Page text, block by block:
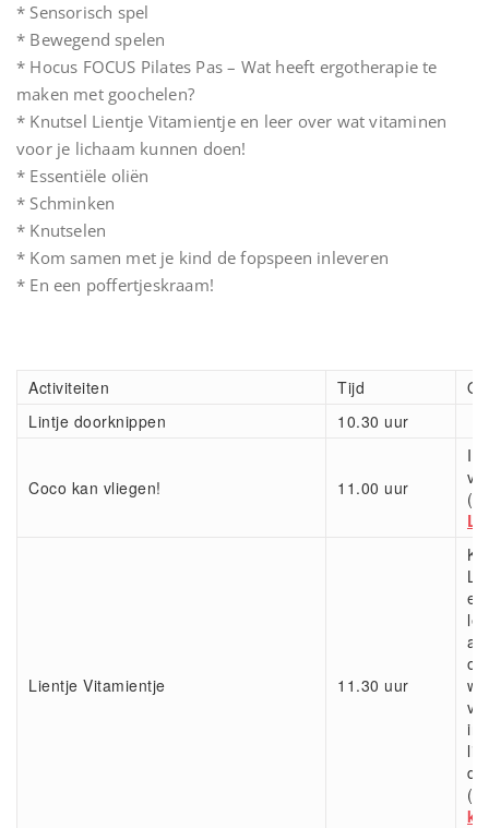
* Sensorisch spel
* Bewegend spelen
* Hocus FOCUS Pilates Pas – Wat heeft ergotherapie te
maken met goochelen?
* Knutsel Lientje Vitamientje en leer over wat vitaminen
voor je lichaam kunnen doen!
* Essentiële oliën
* Schminken
* Knutselen
* Kom samen met je kind de fopspeen inleveren
* En een poffertjeskraam!
Activiteiten Tijd
Lintje doorknippen
10.30 uur
Coco kan vliegen! 11.00 uur
(
Lientje Vitamientje 11.30 uur
en
in
lijf
(